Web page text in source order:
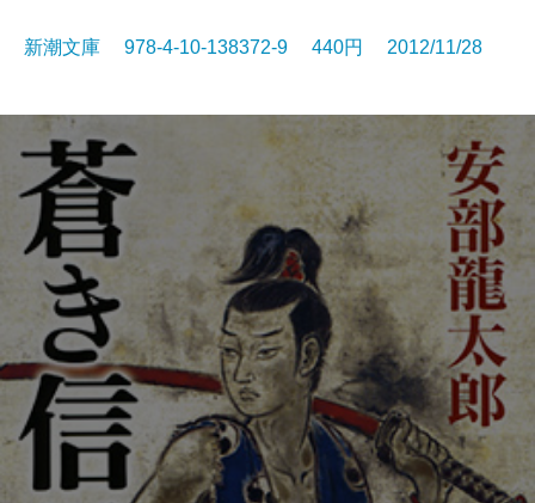
新潮文庫 978-4-10-138372-9 440円 2012/11/28